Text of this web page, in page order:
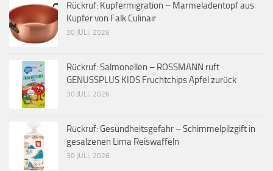
Rückruf: Kupfermigration – Marmeladentopf aus
Kupfer von Falk Culinair
30 JULI, 2026
Rückruf: Salmonellen – ROSSMANN ruft
GENUSSPLUS KIDS Fruchtchips Apfel zurück
30 JULI, 2026
Rückruf: Gesundheitsgefahr – Schimmelpilzgift in
gesalzenen Lima Reiswaffeln
30 JULI, 2026